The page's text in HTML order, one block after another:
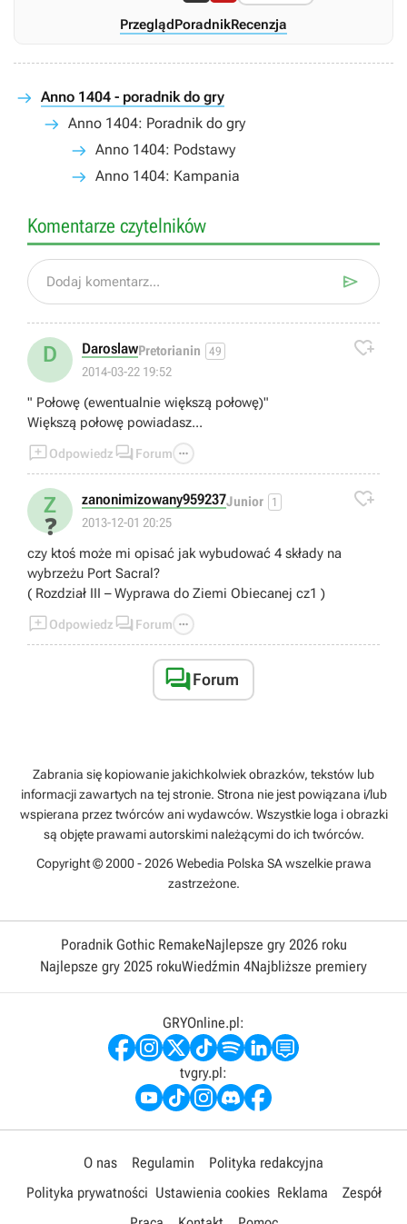
PrzeglądPoradnikRecenzja
Anno 1404 - poradnik do gry
Anno 1404: Poradnik do gry
Anno 1404: Podstawy
Anno 1404: Kampania
Komentarze czytelników
Dodaj komentarz... 
D DaroslawPretorianin 49
2014-03-22 19:52

" Połowę (ewentualnie większą połowę)"
Większą połowę powiadasz...
Odpowiedz  Forum 
Z
❓
zanonimizowany959237Junior 1
2013-12-01 20:25

czy ktoś może mi opisać jak wybudować 4 składy na
wybrzeżu Port Sacral?
( Rozdział III – Wyprawa do Ziemi Obiecanej cz1 )
Odpowiedz  Forum 
Forum
Zabrania się kopiowanie jakichkolwiek obrazków, tekstów lub
informacji zawartych na tej stronie. Strona nie jest powiązana i/lub
wspierana przez twórców ani wydawców. Wszystkie loga i obrazki
są objęte prawami autorskimi należącymi do ich twórców.
Copyright © 2000 - 2026 Webedia Polska SA wszelkie prawa
zastrzeżone.
Poradnik Gothic RemakeNajlepsze gry 2026 roku
Najlepsze gry 2025 rokuWiedźmin 4Najbliższe premiery
GRYOnline.pl:
tvgry.pl:
O nas Regulamin
Polityka redakcyjna
Polityka prywatności Ustawienia cookies Reklama
Zespół